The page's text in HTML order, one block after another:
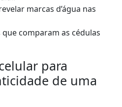
marcas d’água nas
comparam as cédulas
para
de uma